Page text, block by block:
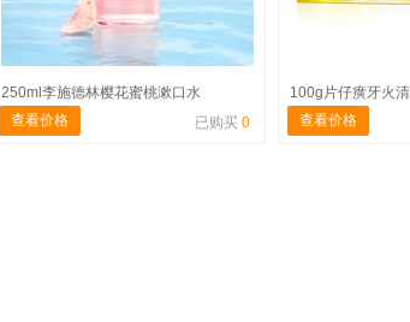
250ml李施德林樱花蜜桃漱口水
查看价格
已购买 0
100g片仔癀牙火
查看价格